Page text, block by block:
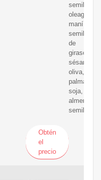
semillas
maní,
semillas
de
girasol,
sésamo,
oliva,
palma,
soja,
almendra,
semillas
Obtén
el
precio